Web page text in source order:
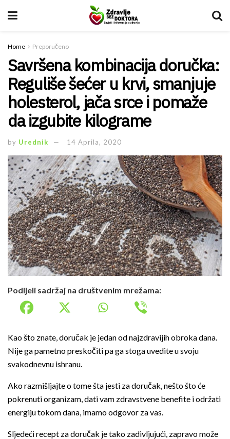
Home Preporučeno
Savršena kombinacija doručka:
Reguliše šećer u krvi, smanjuje
holesterol, jača srce i pomaže
da izgubite kilograme
by Urednik 14 Aprila, 2020
Podijeli sadržaj na društvenim mrežama:
Kao što znate, doručak je jedan od najzdravijih obroka dana.
Nije ga pametno preskočiti pa ga stoga uvedite u svoju
svakodnevnu ishranu.
Ako razmišljajte o tome šta jesti za doručak, nešto što će
pokrenuti organizam, dati vam zdravstvene benefite i održati
energiju tokom dana, imamo odgovor za vas.
Sljedeći recept za doručak je tako zadivljujući, zapravo može